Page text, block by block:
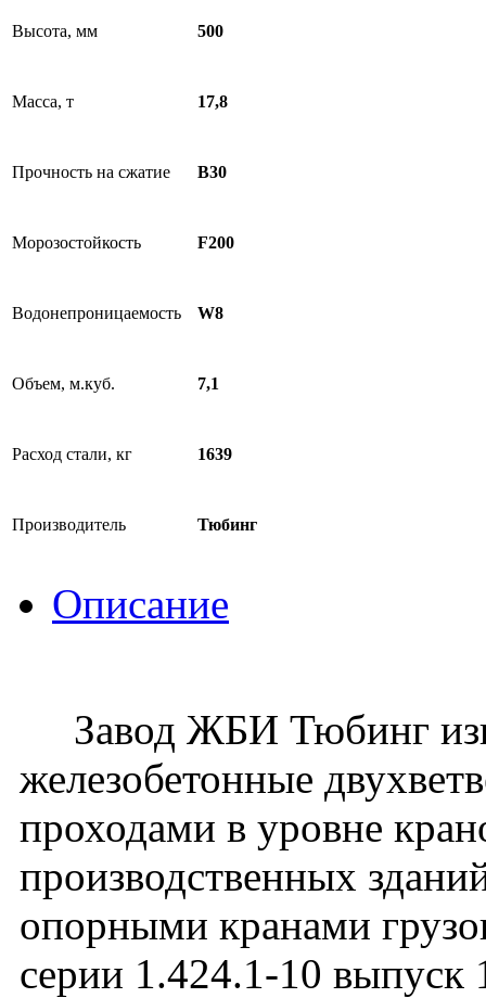
Высота, мм 500
Масса, т 17,8
Прочность на сжатие B30
Морозостойкость F200
Водонепроницаемость W8
Объем, м.куб. 7,1
Расход стали, кг 1639
Производитель Тюбинг
Описание
Завод ЖБИ Тюбинг
железобетонные
проходами в уровне
производственных
опорными кранами
серии 1.424.1-10 выпуск